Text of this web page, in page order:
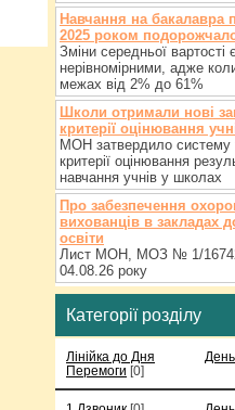
Навчання на бакалавра
2025 роком
Зміни середньої вартості
нерівномірними, адже
межах від 2% до 61%
Школи отримали нові
критерії оцінювання
МОН затвердило систему
критерії оцінювання
навчання учнів у школах
Про забезпечення
вихованців в закладах
освіти
Лист МОН, МОЗ № 1/
04.08.26 року
Категорії розділу
Лінійка до Дня
Перемоги [0]